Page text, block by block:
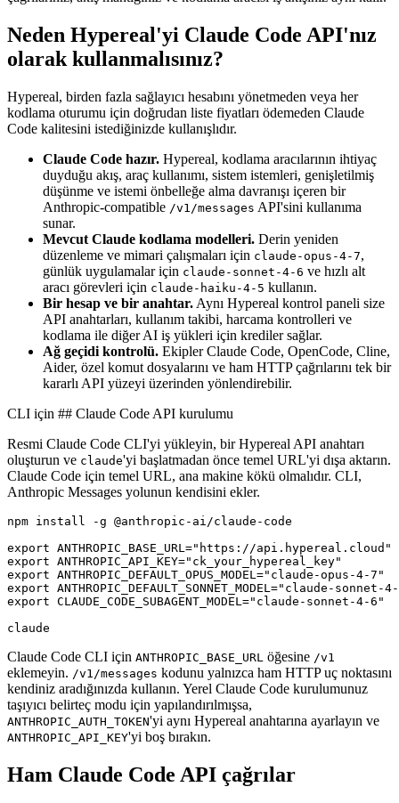
Neden Hypereal'yi Claude Code API'nız
olarak kullanmalısınız?
Hypereal, birden fazla sağlayıcı hesabını yönetmeden veya her
kodlama oturumu için doğrudan liste fiyatları ödemeden Claude
Code kalitesini istediğinizde kullanışlıdır.
Claude Code hazır. Hypereal, kodlama aracılarının ihtiyaç
duyduğu akış, araç kullanımı, sistem istemleri, genişletilmiş
düşünme ve istemi önbelleğe alma davranışı içeren bir
Anthropic-compatible /v1/messages API'sini kullanıma
sunar.
Mevcut Claude kodlama modelleri. Derin yeniden
düzenleme ve mimari çalışmaları için claude-opus-4-7,
günlük uygulamalar için claude-sonnet-4-6 ve hızlı alt
aracı görevleri için claude-haiku-4-5 kullanın.
Bir hesap ve bir anahtar. Aynı Hypereal kontrol paneli size
API anahtarları, kullanım takibi, harcama kontrolleri ve
kodlama ile diğer AI iş yükleri için krediler sağlar.
Ağ geçidi kontrolü. Ekipler Claude Code, OpenCode, Cline,
Aider, özel komut dosyalarını ve ham HTTP çağrılarını tek bir
kararlı API yüzeyi üzerinden yönlendirebilir.
CLI için ## Claude Code API kurulumu
Resmi Claude Code CLI'yi yükleyin, bir Hypereal API anahtarı
oluşturun ve claude'yi başlatmadan önce temel URL'yi dışa aktarın.
Claude Code için temel URL, ana makine kökü olmalıdır. CLI,
Anthropic Messages yolunun kendisini ekler.
npm install -g @anthropic-ai/claude-code
export ANTHROPIC_BASE_URL="https://api.hypereal.cloud"
export ANTHROPIC_API_KEY="ck_your_hypereal_key"
export ANTHROPIC_DEFAULT_OPUS_MODEL="claude-opus-4-7"
export ANTHROPIC_DEFAULT_SONNET_MODEL="claude-sonnet-
export CLAUDE_CODE_SUBAGENT_MODEL="claude-sonnet-4-6"
Claude Code CLI için ANTHROPIC_BASE_URL öğesine /v1
eklemeyin. /v1/messages kodunu yalnızca ham HTTP uç noktasını
kendiniz aradığınızda kullanın. Yerel Claude Code kurulumunuz
taşıyıcı belirteç modu için yapılandırılmışsa,
ANTHROPIC_AUTH_TOKEN'yi aynı Hypereal anahtarına ayarlayın ve
ANTHROPIC_API_KEY'yi boş bırakın.
Ham Claude Code API çağrılar